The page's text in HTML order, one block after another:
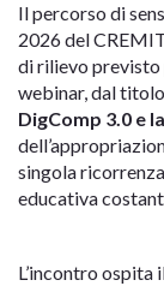
Il percorso di
2026 del
di rilievo previsto
webinar, dal titolo
DigComp 3.0 e
singola
educativa
L’incontro